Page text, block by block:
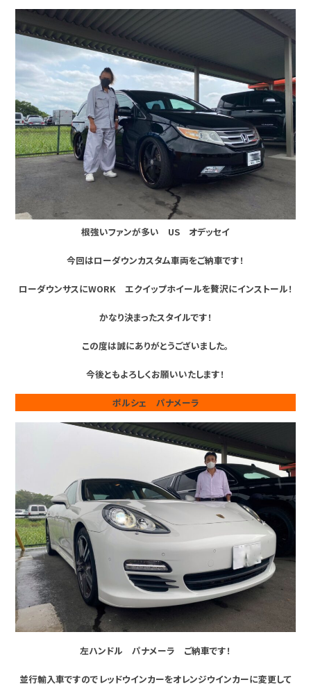
根強いファンが多い US オデッセイ
今回はローダウンカスタム車両をご納車です！
ローダウンサスにWORK エクイップホイールを贅沢にインストール！
かなり決まったスタイルです！
この度は誠にありがとうございました。
今後ともよろしくお願いいたします！
ポルシェ パナメーラ
左ハンドル パナメーラ ご納車です！
並行輸入車ですのでレッドウインカーをオレンジウインカーに変更して